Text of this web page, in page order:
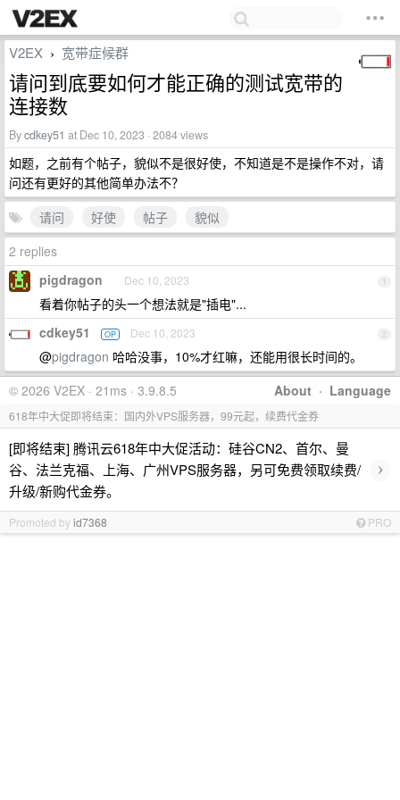
V2EX › 宽带症候群
请问到底要如何才能正确的测试宽带的
连接数
Bycdkey51 at Dec 10, 2023 · 2084 views
如题，之前有个帖子，貌似不是很好使，不知道是不是操作不对，请
问还有更好的其他简单办法不？
请问
好使 帖子
貌似
2 replies
1
pigdragon Dec 10, 2023
看着你帖子的头一个想法就是"插电"...
2
cdkey51 OP Dec 10, 2023
@pigdragon 哈哈没事，10%才红嘛，还能用很长时间的。
About · Language
© 2026 V2EX · 21ms · 3.9.8.5
618年中大促即将结束：国内外VPS服务器，99元起，续费代金券
[即将结束] 腾讯云618年中大促活动：硅谷CN2、首尔、曼
谷、法兰克福、上海、广州VPS服务器，另可免费领取续费/
升级/新购代金券。
›
Promoted byid7368 PRO